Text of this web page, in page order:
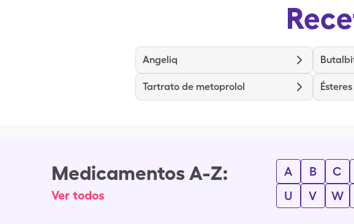
Angeliq
Tartrato de metoprolol
Medicamentos A-Z:
Ver todos
A B C
U
V W